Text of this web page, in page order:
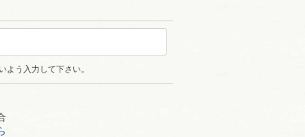
よう入力して下さい。